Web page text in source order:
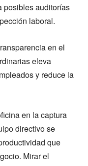
posibles auditorías
laboral.
en el
eleva
y reduce la
en la captura
directivo se
que
Mirar el